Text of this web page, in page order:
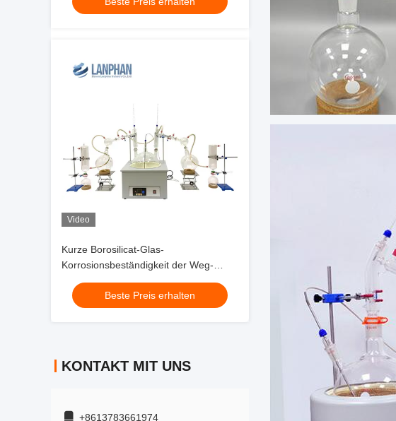
Video
Kurze Borosilicat-Glas-
Korrosionsbeständigkeit der Weg-
Destillations-Ausrüstungs-20L hohe
Beste Preis erhalten
KONTAKT MIT UNS
+8613783661974